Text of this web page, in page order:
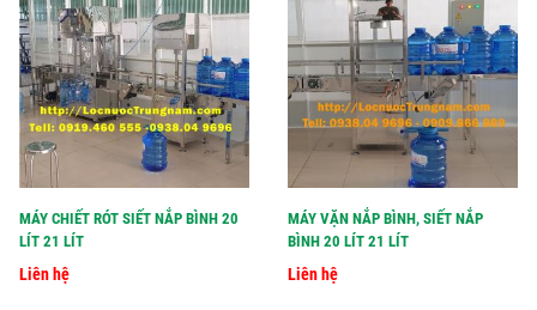
MÁY CHIẾT RÓT SIẾT NẮP BÌNH 20
LÍT 21 LÍT
Liên hệ
MÁY VẶN NẮP BÌNH, SIẾT NẮP
BÌNH 20 LÍT 21 LÍT
Liên hệ